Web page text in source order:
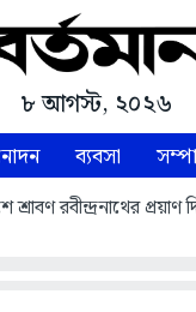
৮ আগস্ট, ২০২৬
ব্যবসা
গৃহে শুরু হল উপাসনা